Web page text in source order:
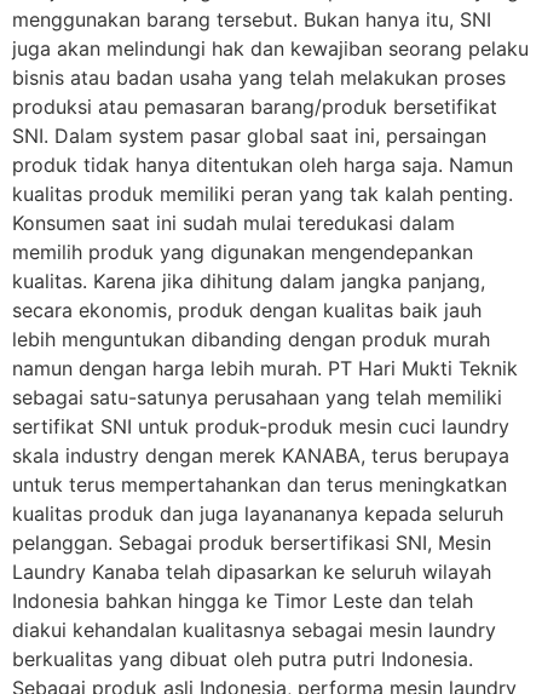
menggunakan barang tersebut. Bukan hanya itu, SNI
juga akan melindungi hak dan kewajiban seorang pelaku
bisnis atau badan usaha yang telah melakukan proses
produksi atau pemasaran barang/produk bersetifikat
SNI. Dalam system pasar global saat ini, persaingan
produk tidak hanya ditentukan oleh harga saja. Namun
kualitas produk memiliki peran yang tak kalah penting.
Konsumen saat ini sudah mulai teredukasi dalam
memilih produk yang digunakan mengendepankan
kualitas. Karena jika dihitung dalam jangka panjang,
secara ekonomis, produk dengan kualitas baik jauh
lebih menguntukan dibanding dengan produk murah
namun dengan harga lebih murah. PT Hari Mukti Teknik
sebagai satu-satunya perusahaan yang telah memiliki
sertifikat SNI untuk produk-produk mesin cuci laundry
skala industry dengan merek KANABA, terus berupaya
untuk terus mempertahankan dan terus meningkatkan
kualitas produk dan juga layanananya kepada seluruh
pelanggan. Sebagai produk bersertifikasi SNI, Mesin
Laundry Kanaba telah dipasarkan ke seluruh wilayah
Indonesia bahkan hingga ke Timor Leste dan telah
diakui kehandalan kualitasnya sebagai mesin laundry
berkualitas yang dibuat oleh putra putri Indonesia.
Sebagai produk asli Indonesia, performa mesin laundry